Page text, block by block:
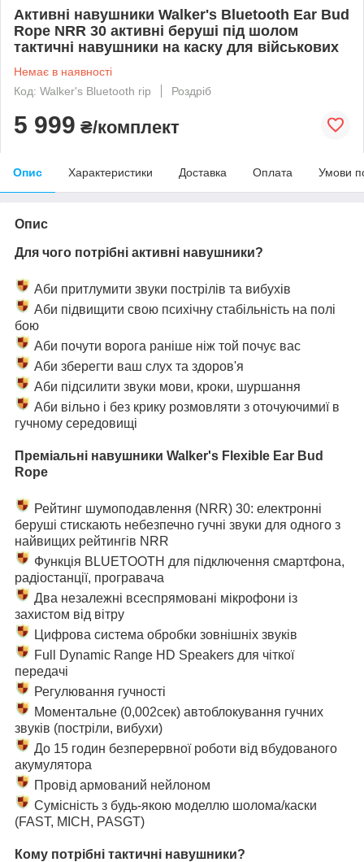
Активні навушники Walker's Bluetooth Ear Bud
Rope NRR 30 активні беруші під шолом
тактичні навушники на каску для військових
Немає в наявності
Код: Walker's Bluetooth rip
Роздріб
5 999 ₴/комплект
Опис Характеристики Доставка Оплата Умови
Опис
Для чого потрібні активні навушники?
Аби притлумити звуки пострілів та вибухів
Аби підвищити свою психічну стабільність на полі
бою
Аби почути ворога раніше ніж той почує вас
Аби зберегти ваш слух та здоров'я
Аби підсилити звуки мови, кроки, шуршання
Аби вільно і без крику розмовляти з оточуючимиї в
гучному середовищі
Преміальні навушники Walker's Flexible Ear Bud
Rope
Рейтинг шумоподавлення (NRR) 30: електронні
беруші стискають небезпечно гучні звуки для одного з
найвищих рейтингів NRR
Функція BLUETOOTH для підключення смартфона,
радіостанції, програвача
Два незалежні всеспрямовані мікрофони із
захистом від вітру
Цифрова система обробки зовнішніх звуків
Full Dynamic Range HD Speakers для чіткої
передачі
Регулювання гучності
Моментальне (0,002сек) автоблокування гучних
звуків (постріли, вибухи)
До 15 годин безперервної роботи від вбудованого
акумулятора
Провід армований нейлоном
Сумісність з будь-якою моделлю шолома/каски
(FAST, MICH, PASGT)
Кому потрібні тактичні навушники?